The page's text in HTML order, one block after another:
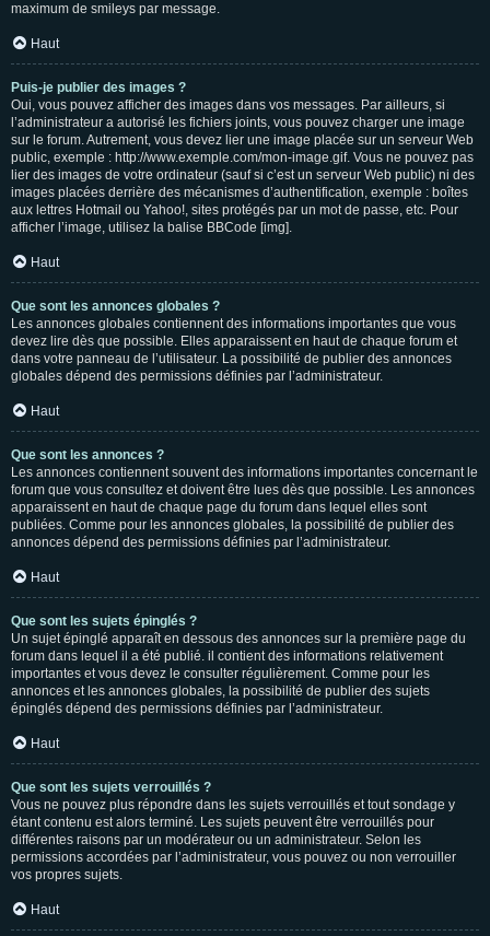
maximum de smileys par message.
Haut
Puis-je publier des images ?
Oui, vous pouvez afficher des images dans vos messages. Par ailleurs, si
l’administrateur a autorisé les fichiers joints, vous pouvez charger une image
sur le forum. Autrement, vous devez lier une image placée sur un serveur Web
public, exemple : http://www.exemple.com/mon-image.gif. Vous ne pouvez pas
lier des images de votre ordinateur (sauf si c’est un serveur Web public) ni des
images placées derrière des mécanismes d’authentification, exemple : boîtes
aux lettres Hotmail ou Yahoo!, sites protégés par un mot de passe, etc. Pour
afficher l’image, utilisez la balise BBCode [img].
Haut
Que sont les annonces globales ?
Les annonces globales contiennent des informations importantes que vous
devez lire dès que possible. Elles apparaissent en haut de chaque forum et
dans votre panneau de l’utilisateur. La possibilité de publier des annonces
globales dépend des permissions définies par l’administrateur.
Haut
Que sont les annonces ?
Les annonces contiennent souvent des informations importantes concernant le
forum que vous consultez et doivent être lues dès que possible. Les annonces
apparaissent en haut de chaque page du forum dans lequel elles sont
publiées. Comme pour les annonces globales, la possibilité de publier des
annonces dépend des permissions définies par l’administrateur.
Haut
Que sont les sujets épinglés ?
Un sujet épinglé apparaît en dessous des annonces sur la première page du
forum dans lequel il a été publié. il contient des informations relativement
importantes et vous devez le consulter régulièrement. Comme pour les
annonces et les annonces globales, la possibilité de publier des sujets
épinglés dépend des permissions définies par l’administrateur.
Haut
Que sont les sujets verrouillés ?
Vous ne pouvez plus répondre dans les sujets verrouillés et tout sondage y
étant contenu est alors terminé. Les sujets peuvent être verrouillés pour
différentes raisons par un modérateur ou un administrateur. Selon les
permissions accordées par l’administrateur, vous pouvez ou non verrouiller
vos propres sujets.
Haut